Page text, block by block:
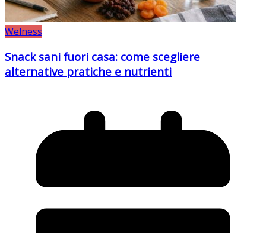
Welness
Snack sani fuori casa: come scegliere
alternative pratiche e nutrienti